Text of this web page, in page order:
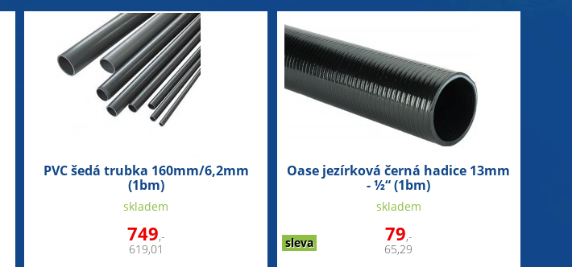
PVC šedá trubka 160mm/6,2mm
(1bm)
skladem
749,-
619,01
Oase jezírková černá hadice 13mm
- ½“ (1bm)
sleva
skladem
79,-
65,29